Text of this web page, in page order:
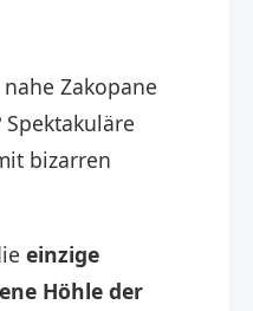
Zakopane
Spektakuläre
bizarren
einzige
Höhle der